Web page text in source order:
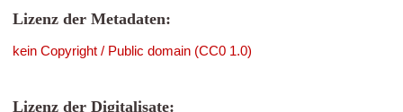
Lizenz der Metadaten:
kein Copyright / Public domain (CC0 1.0)
Lizenz der Digitalisate: